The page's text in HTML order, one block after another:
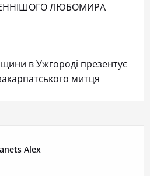
ЛЮБОМИРА
в Ужгороді презентує
митця
Alex